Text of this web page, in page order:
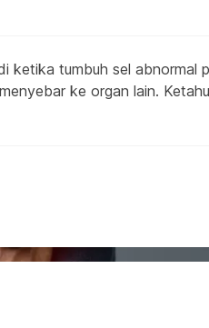
ketika tumbuh sel abnormal
ke organ lain.